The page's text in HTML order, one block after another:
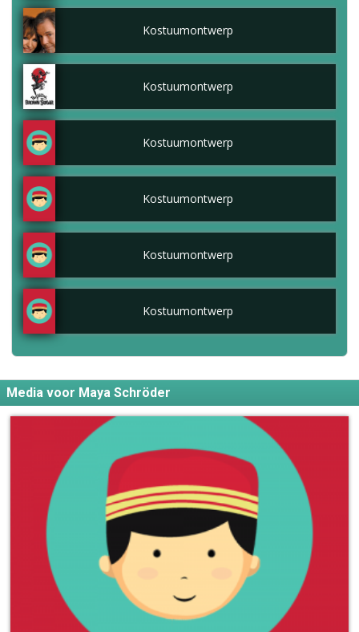
Kostuumontwerp
Kostuumontwerp
Kostuumontwerp
Kostuumontwerp
Kostuumontwerp
Kostuumontwerp
Media voor Maya Schröder